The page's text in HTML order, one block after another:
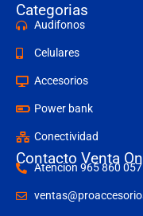
Categorias
Audifonos
Celulares
Accesorios
Power bank
Conectividad
Contacto Venta
Atencion 965 860 057